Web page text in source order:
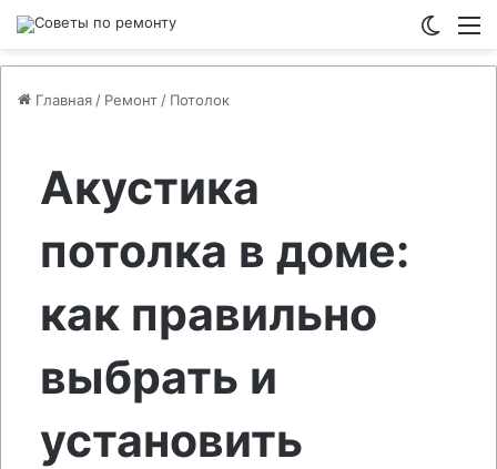
Главная / Ремонт / Потолок
Акустика
потолка в доме:
как правильно
выбрать и
установить